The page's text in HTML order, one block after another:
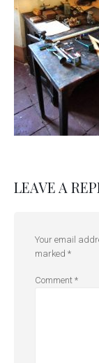
LEAVE A
Your email
marked *
Comment *